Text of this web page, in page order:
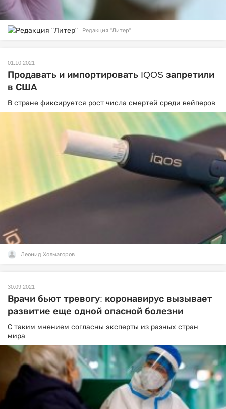
Редакция "Литер"
01.10.2021
Продавать и импортировать IQOS запретили
в США
В стране фиксируется рост числа смертей среди вейперов.
Леонид Холмагоров
30.09.2021
Врачи бьют тревогу: коронавирус вызывает
развитие еще одной опасной болезни
С таким мнением согласны эксперты из разных стран
мира.